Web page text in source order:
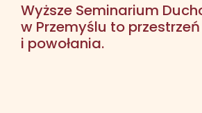
Wyższe Seminarium
w Przemyślu to
i powołania.